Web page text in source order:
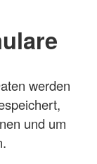
werden
und um